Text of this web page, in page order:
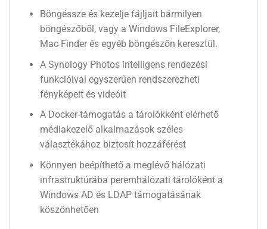
Böngéssze és kezelje fájljait bármilyen
böngészőből, vagy a Windows FileExplorer,
Mac Finder és egyéb böngészőn keresztül.
A Synology Photos intelligens rendezési
funkcióival egyszerűen rendszerezheti
fényképeit és videóit
A Docker-támogatás a tárolókként elérhető
médiakezelő alkalmazások széles
választékához biztosít hozzáférést
Könnyen beépíthető a meglévő hálózati
infrastruktúrába peremhálózati tárolóként a
Windows AD és LDAP támogatásának
köszönhetően